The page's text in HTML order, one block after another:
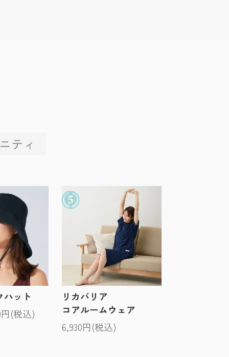
ティ
ハット
円(税込)
リカバリア
コアルームウェア
6,930円(税込)